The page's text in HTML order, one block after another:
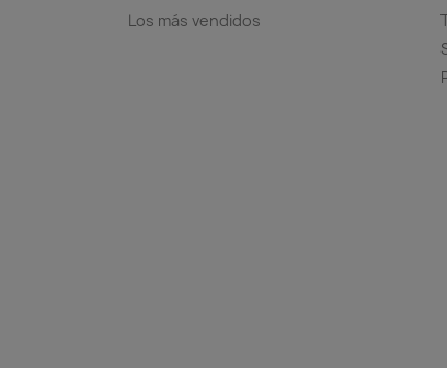
Los más vendidos